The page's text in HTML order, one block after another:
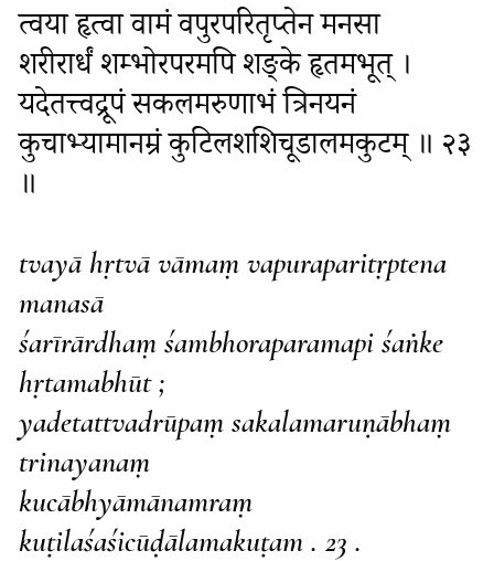
त्वया हृत्वा वामं वपुरपरितृप्तेन मनसा
शरीरार्धं शम्भोरपरमपि शङ्के हृतमभूत् ।
यदेतत्त्वद्रूपं सकलमरुणाभं त्रिनयनं
कुचाभ्यामानम्रं कुटिलशशिचूडालमकुटम् ॥ २३
॥
tvayā hṛtvā vāmaṃ vapuraparitṛptena
manasā
śarīrārdhaṃ śambhoraparamapi śaṅke
hṛtamabhūt ;
yadetattvadrūpaṃ sakalamaruṇābhaṃ
trinayanaṃ
kucābhyāmānamraṃ
kuṭilaśaśicūḍālamakuṭam . 23 .